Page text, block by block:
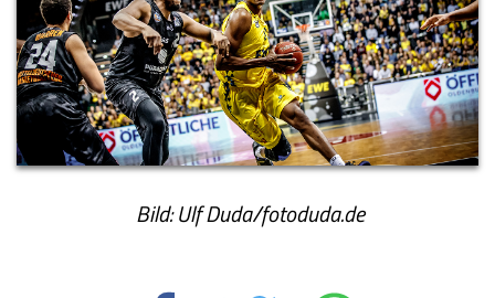
Bild: Ulf Duda/fotoduda.de